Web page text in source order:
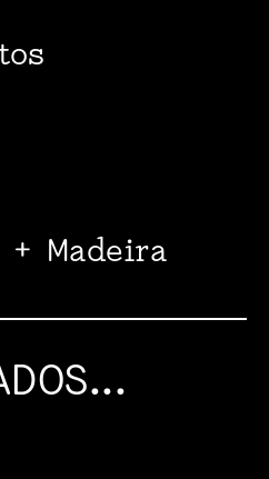
Madeira